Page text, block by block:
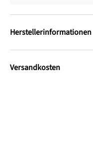
Herstellerinformationen
Versandkosten